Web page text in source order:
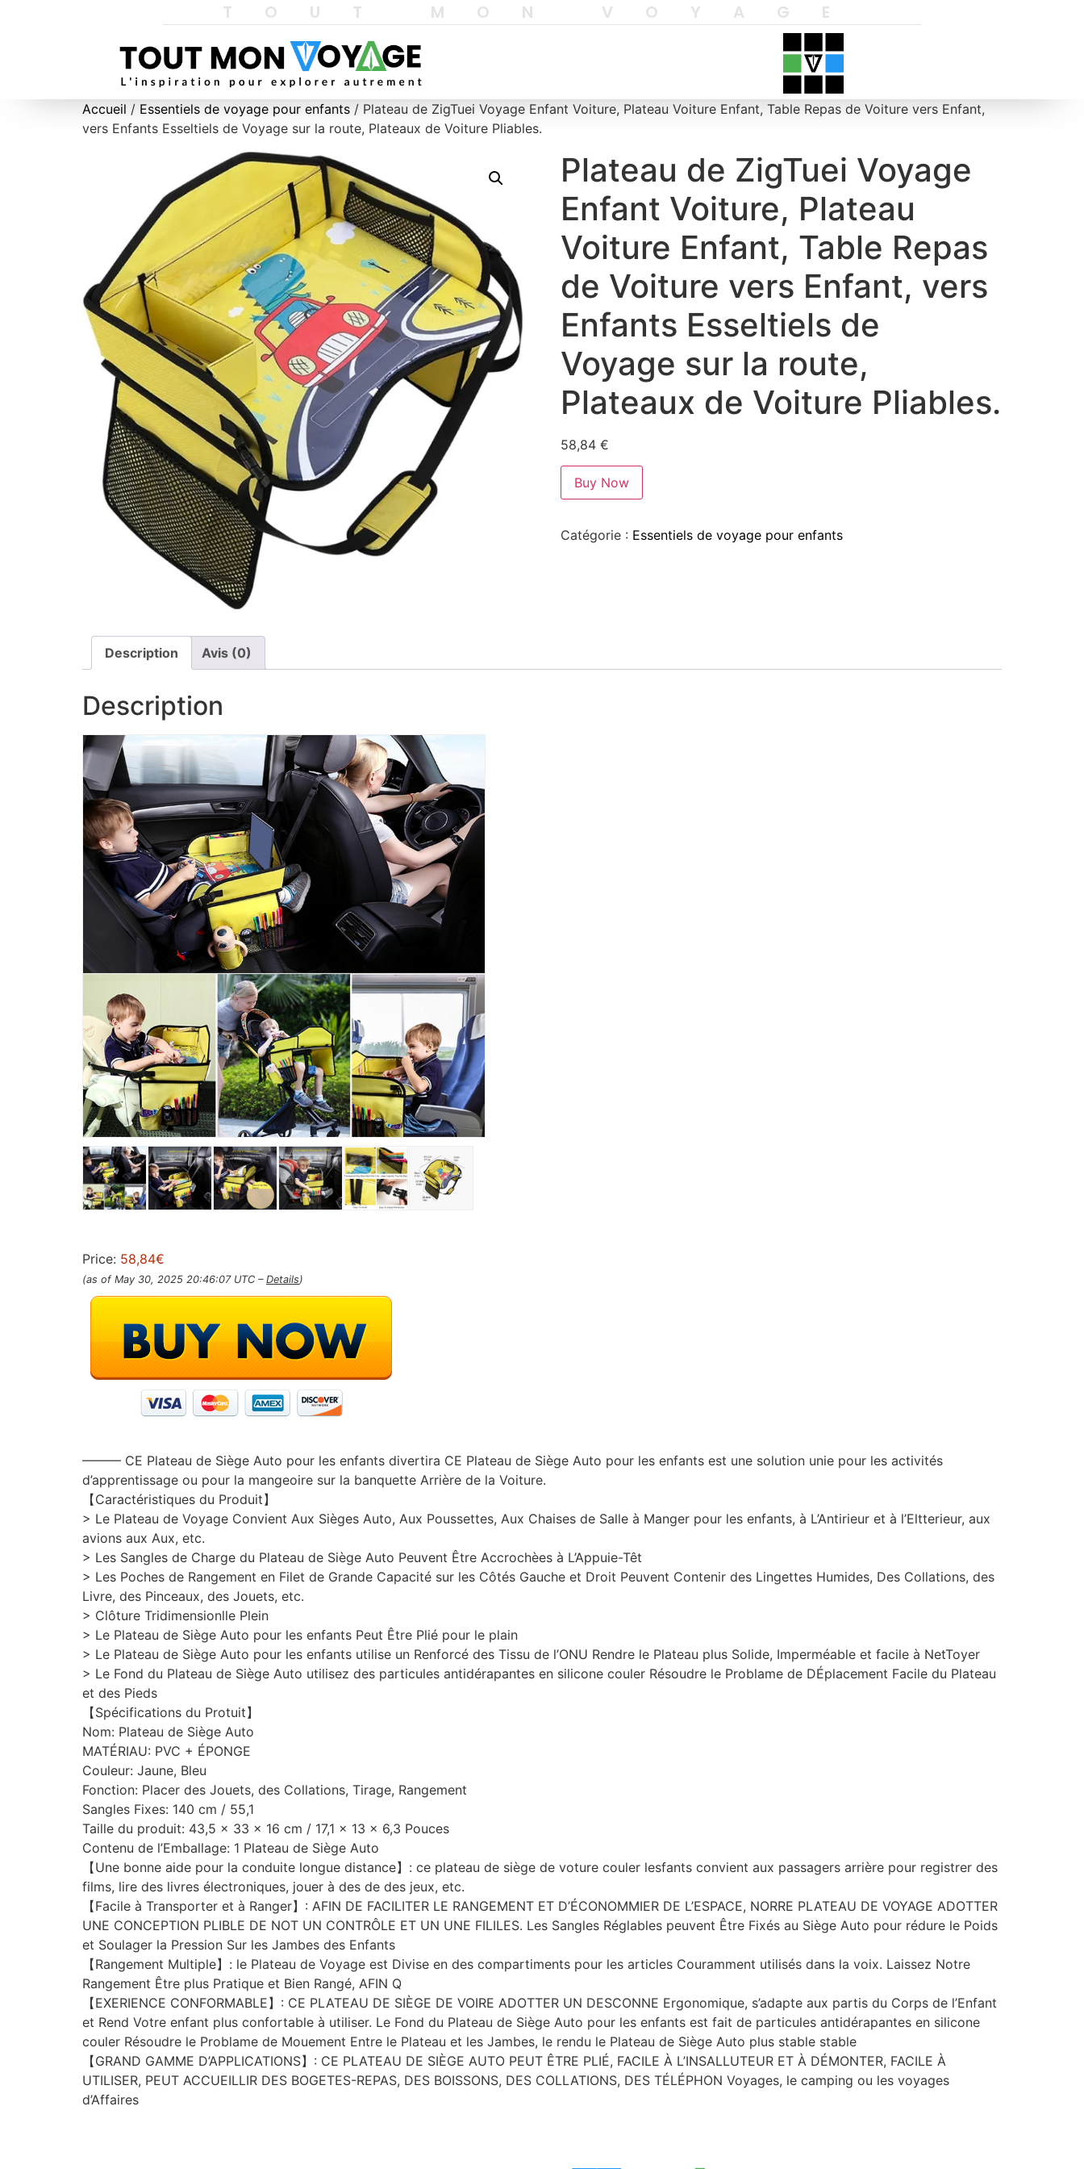
TOUT MON VOYAGE
Accueil / Essentiels de voyage pour enfants / Plateau de ZigTuei Voyage Enfant Voiture, Plateau Voiture Enfant, Table Repas de Voiture vers Enfant,
vers Enfants Esseltiels de Voyage sur la route, Plateaux de Voiture Pliables.
Plateau de ZigTuei Voyage
Enfant Voiture, Plateau
Voiture Enfant, Table Repas
de Voiture vers Enfant, vers
Enfants Esseltiels de
Voyage sur la route,
Plateaux de Voiture Pliables.
58,84 €
Buy Now
Catégorie : Essentiels de voyage pour enfants
Description Avis (0)
Description
Price: 58,84€
(as of May 30, 2025 20:46:07 UTC – Details)
——— CE Plateau de Siège Auto pour les enfants divertira CE Plateau de Siège Auto pour les enfants est une solution unie pour les activités
d’apprentissage ou pour la mangeoire sur la banquette Arrière de la Voiture.
【Caractéristiques du Produit】
> Le Plateau de Voyage Convient Aux Sièges Auto, Aux Poussettes, Aux Chaises de Salle à Manger pour les enfants, à L’Antirieur et à l’Eltterieur, aux
avions aux Aux, etc.
> Les Sangles de Charge du Plateau de Siège Auto Peuvent Être Accrochèes à L’Appuie-Têt
> Les Poches de Rangement en Filet de Grande Capacité sur les Côtés Gauche et Droit Peuvent Contenir des Lingettes Humides, Des Collations, des
Livre, des Pinceaux, des Jouets, etc.
> Clôture Tridimensionlle Plein
> Le Plateau de Siège Auto pour les enfants Peut Être Plié pour le plain
> Le Plateau de Siège Auto pour les enfants utilise un Renforcé des Tissu de l’ONU Rendre le Plateau plus Solide, Imperméable et facile à NetToyer
> Le Fond du Plateau de Siège Auto utilisez des particules antidérapantes en silicone couler Résoudre le Problame de DÉplacement Facile du Plateau
et des Pieds
【Spécifications du Protuit】
Nom: Plateau de Siège Auto
MATÉRIAU: PVC + ÉPONGE
Couleur: Jaune, Bleu
Fonction: Placer des Jouets, des Collations, Tirage, Rangement
Sangles Fixes: 140 cm / 55,1
Taille du produit: 43,5 x 33 x 16 cm / 17,1 x 13 x 6,3 Pouces
Contenu de l’Emballage: 1 Plateau de Siège Auto
【Une bonne aide pour la conduite longue distance】: ce plateau de siège de voture couler lesfants convient aux passagers arrière pour registrer des
films, lire des livres électroniques, jouer à des de des jeux, etc.
【Facile à Transporter et à Ranger】: AFIN DE FACILITER LE RANGEMENT ET D’ÉCONOMMIER DE L’ESPACE, NORRE PLATEAU DE VOYAGE ADOTTER
UNE CONCEPTION PLIBLE DE NOT UN CONTRÔLE ET UN UNE FILILES. Les Sangles Réglables peuvent Être Fixés au Siège Auto pour rédure le Poids
et Soulager la Pression Sur les Jambes des Enfants
【Rangement Multiple】: le Plateau de Voyage est Divise en des compartiments pour les articles Couramment utilisés dans la voix. Laissez Notre
Rangement Être plus Pratique et Bien Rangé, AFIN Q
【EXERIENCE CONFORMABLE】: CE PLATEAU DE SIÈGE DE VOIRE ADOTTER UN DESCONNE Ergonomique, s’adapte aux partis du Corps de l’Enfant
et Rend Votre enfant plus confortable à utiliser. Le Fond du Plateau de Siège Auto pour les enfants est fait de particules antidérapantes en silicone
couler Résoudre le Problame de Mouement Entre le Plateau et les Jambes, le rendu le Plateau de Siège Auto plus stable stable
【GRAND GAMME D’APPLICATIONS】: CE PLATEAU DE SIÈGE AUTO PEUT ÊTRE PLIÉ, FACILE À L’INSALLUTEUR ET À DÉMONTER, FACILE À
UTILISER, PEUT ACCUEILLIR DES BOGETES-REPAS, DES BOISSONS, DES COLLATIONS, DES TÉLÉPHON Voyages, le camping ou les voyages
d’Affaires